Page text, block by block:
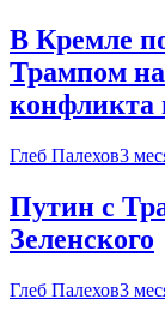
В Кремле
Трампом
конфликта
Глеб Палехов3
Путин с
Зеленского
Глеб Палехов3